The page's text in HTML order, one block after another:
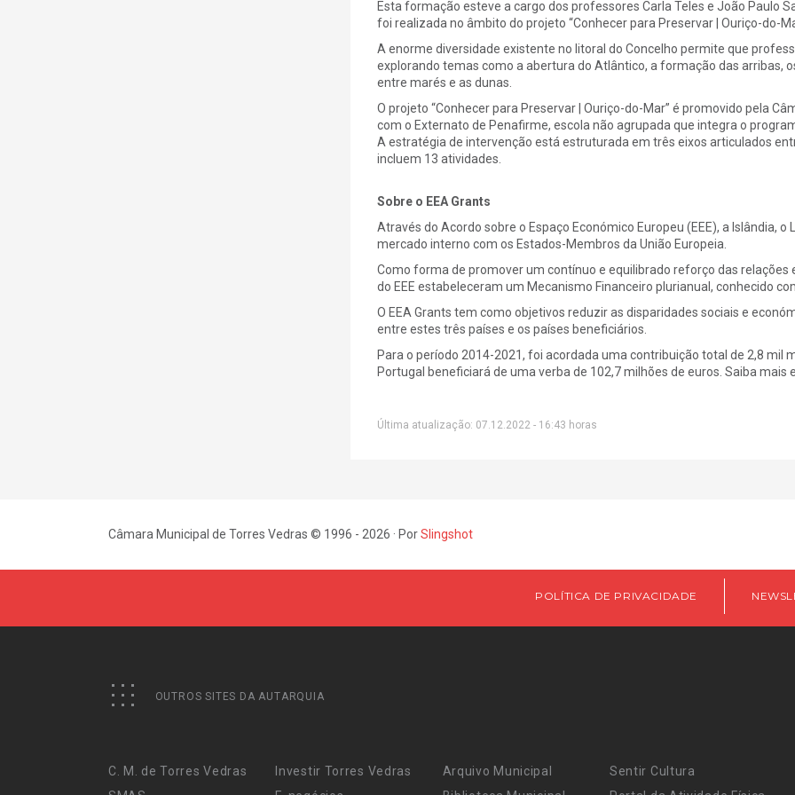
Esta formação esteve a cargo dos professores Carla Teles e João Paulo
foi realizada no âmbito do projeto “Conhecer para Preservar | Ouriço-do-
A enorme diversidade existente no litoral do Concelho permite que
explorando temas como a abertura do Atlântico, a formação das arribas,
entre marés e as dunas.
O projeto “Conhecer para Preservar | Ouriço-do-Mar” é promovido pela
com o Externato de Penafirme, escola não agrupada que integra o
A estratégia de intervenção está estruturada em três eixos articulados
incluem 13 atividades.
Sobre o EEA Grants
Através do Acordo sobre o Espaço Económico Europeu (EEE), a Islândia,
mercado interno com os Estados-Membros da União Europeia.
Como forma de promover um contínuo e equilibrado reforço das relações
do EEE estabeleceram um Mecanismo Financeiro plurianual, conhecido
O EEA Grants tem como objetivos reduzir as disparidades sociais e
entre estes três países e os países beneficiários.
Para o período 2014-2021, foi acordada uma contribuição total de 2,8 mil
Portugal beneficiará de uma verba de 102,7 milhões de euros. Saiba mais
Última atualização: 07.12.2022 - 16:43 horas
Câmara Municipal de Torres Vedras © 1996 - 2026 · PorSlingshot
POLÍTICA DE PRIVACIDADE
OUTROS SITES DA AUTARQUIA
C. M. de Torres Vedras
Investir Torres Vedras
Arquivo Municipal
Sentir Cultura